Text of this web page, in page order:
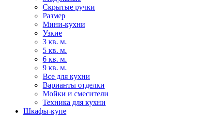
Скрытые ручки
Размер
Мини-кухни
Узкие
3 кв. м.
5 кв. м.
6 кв. м.
9 кв. м.
Все для кухни
Варианты отделки
Мойки и смесители
Техника для кухни
Шкафы-купе